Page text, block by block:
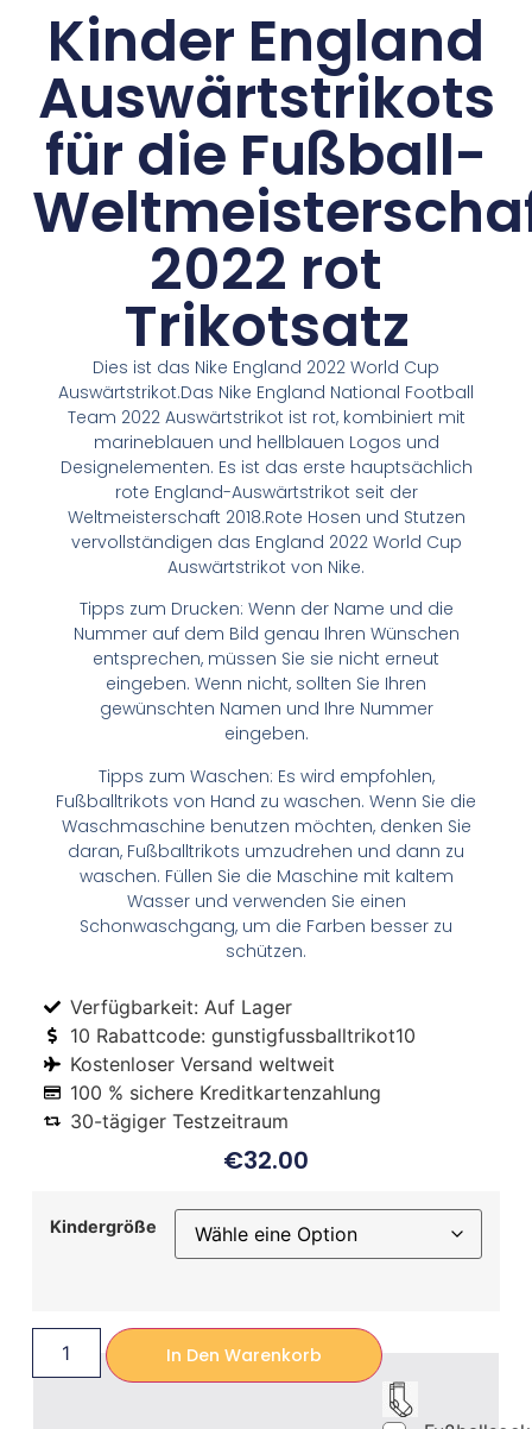
Kinder England
Auswärtstrikots
für die Fußball-
2022 rot
Trikotsatz
Dies ist das Nike England 2022 World Cup
Auswärtstrikot.Das Nike England National Football
Team 2022 Auswärtstrikot ist rot, kombiniert mit
marineblauen und hellblauen Logos und
Designelementen. Es ist das erste hauptsächlich
rote England-Auswärtstrikot seit der
Weltmeisterschaft 2018.Rote Hosen und Stutzen
vervollständigen das England 2022 World Cup
Auswärtstrikot von Nike.
Tipps zum Drucken: Wenn der Name und die
Nummer auf dem Bild genau Ihren Wünschen
entsprechen, müssen Sie sie nicht erneut
eingeben. Wenn nicht, sollten Sie Ihren
gewünschten Namen und Ihre Nummer
eingeben.
Tipps zum Waschen: Es wird empfohlen,
Fußballtrikots von Hand zu waschen. Wenn Sie die
Waschmaschine benutzen möchten, denken Sie
daran, Fußballtrikots umzudrehen und dann zu
waschen. Füllen Sie die Maschine mit kaltem
Wasser und verwenden Sie einen
Schonwaschgang, um die Farben besser zu
schützen.
Verfügbarkeit: Auf Lager
10 Rabattcode: gunstigfussballtrikot10
Kostenloser Versand weltweit
100 % sichere Kreditkartenzahlung
30-tägiger Testzeitraum
€32.00
Kindergröße
In Den Warenkorb